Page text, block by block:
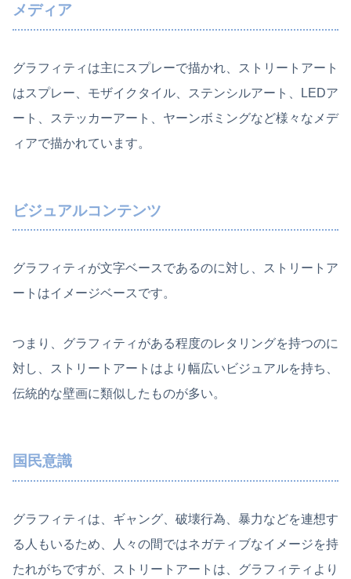
メディア
グラフィティは主にスプレーで描かれ、ストリートアート
はスプレー、モザイクタイル、ステンシルアート、LEDア
ート、ステッカーアート、ヤーンボミングなど様々なメデ
ィアで描かれています。
ビジュアルコンテンツ
グラフィティが文字ベースであるのに対し、ストリートア
ートはイメージベースです。
つまり、グラフィティがある程度のレタリングを持つのに
対し、ストリートアートはより幅広いビジュアルを持ち、
伝統的な壁画に類似したものが多い。
国民意識
グラフィティは、ギャング、破壊行為、暴力などを連想す
る人もいるため、人々の間ではネガティブなイメージを持
たれがちですが、ストリートアートは、グラフィティより